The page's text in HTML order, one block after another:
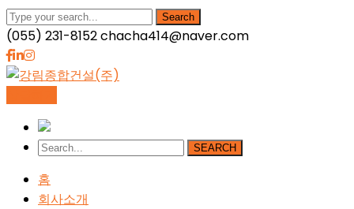
Search
(055) 231-8152chacha414@naver.com
Facebook
Profile
LinkedIn
Profile
Instagram
Profile
SEARCH
홈
회사소개